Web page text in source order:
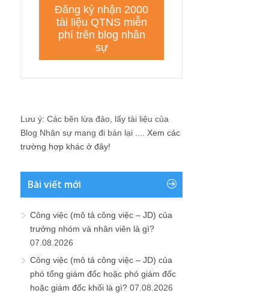
Lưu ý: Các bên lừa đảo, lấy tài liệu của
Blog Nhân sự mang đi bán lại .... Xem các
trường hợp khác ở đây!
Bài viết mới
Công việc (mô tả công việc – JD) của
trưởng nhóm và nhân viên là gì?
07.08.2026
Công việc (mô tả công việc – JD) của
phó tổng giám đốc hoặc phó giám đốc
hoặc giám đốc khối là gì? 07.08.2026